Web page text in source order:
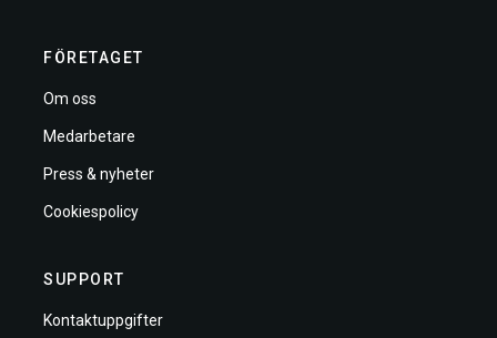
FÖRETAGET
Om oss
Medarbetare
Press & nyheter
Cookiespolicy
SUPPORT
Kontaktuppgifter